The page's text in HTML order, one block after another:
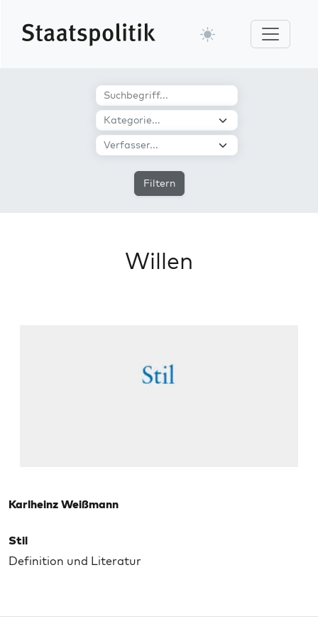
Filtern
Willen
Karlheinz Weißmann
Stil
Definition und Literatur